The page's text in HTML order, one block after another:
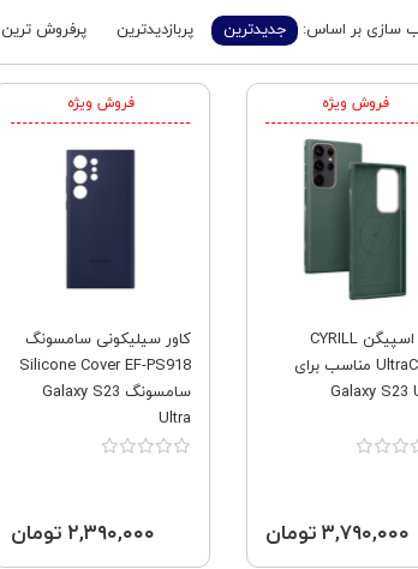
سازی بر اساس: جدیدترین پربازدیدترین پرفروش ترین
فروش ویژه
قاب اسپیگن CYRILL
UltraColor مناسب برای
Galaxy S23
۳,۷۹۰,۰۰۰ تومان
فروش ویژه
کاور سیلیکونی سامسونگ
Silicone Cover EF-PS918
سامسونگ Galaxy S23
Ultra
۲,۳۹۰,۰۰۰ تومان